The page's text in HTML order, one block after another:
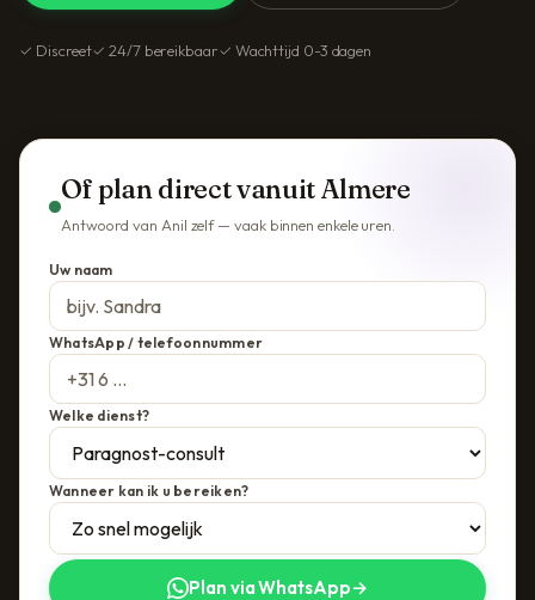
✓ Discreet✓ 24/7 bereikbaar✓ Wachttijd 0-3 dagen
Of plan direct vanuit Almere
Antwoord van Anil zelf — vaak binnen enkele uren.
Uw naam
WhatsApp / telefoonnummer
Welke dienst?
Wanneer kan ik u bereiken?
Plan via WhatsApp→